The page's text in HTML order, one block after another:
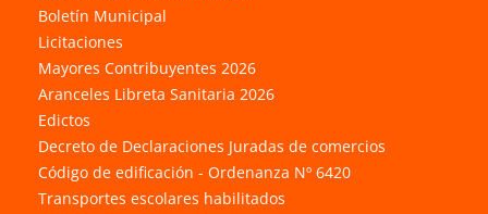
Boletín Municipal
Licitaciones
Mayores Contribuyentes 2026
Aranceles Libreta Sanitaria 2026
Edictos
Decreto de Declaraciones Juradas de comercios
Código de edificación - Ordenanza Nº 6420
Transportes escolares habilitados